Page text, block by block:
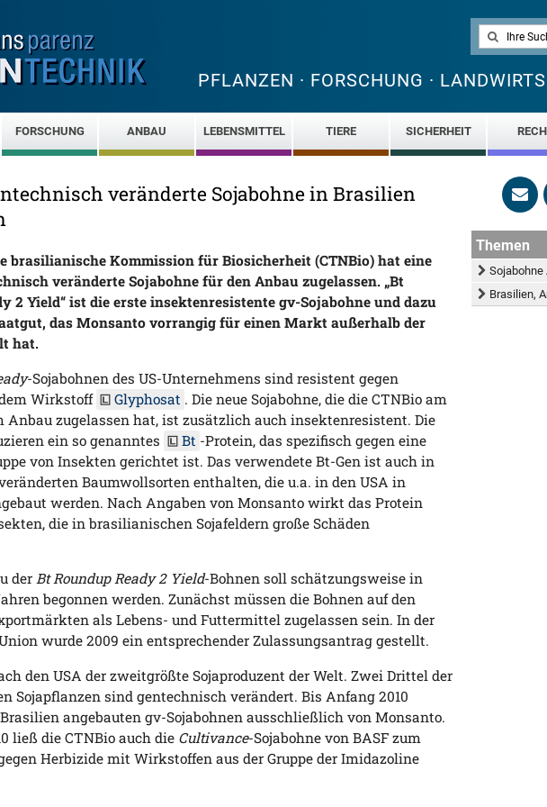
PFLANZEN · FORSCHUNG ·
FORSCHUNG ANBAU LEBENSMITTEL TIERE SICHERHEIT
veränderte Sojabohne in Brasilien
brasilianische Kommission für Biosicherheit (CTNBio) hat eine
veränderte Sojabohne für den Anbau zugelassen. „Bt
2 Yield“ ist die erste insektenresistente gv-Sojabohne und dazu
das Monsanto vorrangig für einen Markt außerhalb der
hat.
-Sojabohnen des US-Unternehmens sind resistent gegen
Wirkstoff
Glyphosat . Die neue Sojabohne, die die CTNBio am
Anbau zugelassen hat, ist zusätzlich auch insektenresistent. Die
ein so genanntes
Bt -Protein, das spezifisch gegen eine
von Insekten gerichtet ist. Das verwendete Bt-Gen ist auch in
Baumwollsorten enthalten, die u.a. in den USA in
werden. Nach Angaben von Monsanto wirkt das Protein
die in brasilianischen Sojafeldern große Schäden
derBt Roundup Ready 2 Yield-Bohnen soll schätzungsweise in
begonnen werden. Zunächst müssen die Bohnen auf den
als Lebens- und Futtermittel zugelassen sein. In der
wurde 2009 ein entsprechender Zulassungsantrag gestellt.
den USA der zweitgrößte Sojaproduzent der Welt. Zwei Drittel der
Sojapflanzen sind gentechnisch verändert. Bis Anfang 2010
angebauten gv-Sojabohnen ausschließlich von Monsanto.
ließ die CTNBio auch die Cultivance-Sojabohne von BASF zum
Herbizide mit Wirkstoffen aus der Gruppe der Imidazoline
Themen
Sojabohne
Brasilien,